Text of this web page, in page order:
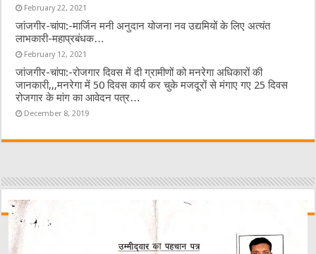
February 22, 2021
जांजगीर-चांपा:-मार्जिन मनी अनुदान योजना नव उद्यमियों के लिए अत्यंत
लाभकारी-महाप्रबंधक…
February 12, 2021
जांजगीर-चांपा:-रोजगार दिवस में दी ग्रामीणों को मनरेगा अधिकारों की
जानकारी,,,मनरेगा में 50 दिवस कार्य कर चुके मजदूरों से मंगाए गए 25 दिवस
रोजगार के मांग का आवेदन पत्र…
December 8, 2019